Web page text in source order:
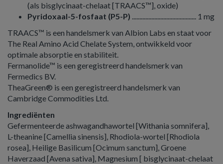
(als bisglycinaat-chelaat [TRAACS™], oxide)
Pyridoxaal-5-fosfaat (P5-P) ........................................... 1 mg
TRAACS™ is een handelsmerk van Albion Labs en staat voor
The Real Amino Acid Chelate System, ontwikkeld voor
optimale absorptie en stabiliteit.
Fermanolide™ is een geregistreerd handelsmerk van
Fermedics BV.
TheaGreen® is een geregistreerd handelsmerk van
Cambridge Commodities Ltd.
Ingrediënten
Gefermenteerde ashwagandhawortel [Withania somnifera],
L-theanine [Camellia sinensis], Rhodiola-wortel [Rhodiola
rosea], Heilige Basilicum [Ocimum sanctum], Groene
Haverzaad [Avena sativa], Magnesium [ bisglycinaat-chelaat